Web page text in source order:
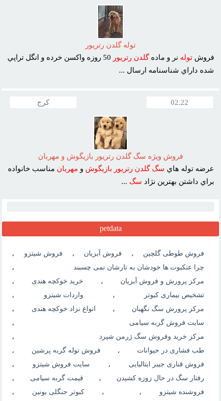
توله گلدن رتريور
فروشتوله نر و مادهگلدن رتريور
50 روزه واکسن خرده و انگل تراپي
شده داراي شناسنامه ارسال ...
02.22 کرج
فروش ويژه سگ گلدن رتريور بازيگوش و مهربان
عرضه توله هاي سگ گلدن رتريور بازيگوش و مهربان مناسب خانواده
براي داشتن بهترين نژاد سگ ...
petdata
فروش طوطی گلچین ، فروش آبزیان ، فروش شیتزو ،
چرا عنکبوت ها خودشان به تارشان نمی چسبند ،
مرکز پرورش و فروش آبزیان ، خرید خوکچه هندی ،
تشخیص بیماری کبوتر ، واردات شیتزو ،
مرکز پرورش سگ نگهبان ، انواع نزاد خوکچه هندی ،
سایت فروش گربه سیامی ،
مرکز خرید وفروش سگ ژرمن شپرد ،
طب فشاری در حیوانات ، فروش توله گربه پرشین ،
فروش قناری جیبر ایتالیایی ، سایت فروش شیتزو ،
رفتار سگ در حال زوزه کشیدن ، قیمت گربه سیامی ،
فروشنده شیتزو ، ، کبوتر جنگلی بونین ،